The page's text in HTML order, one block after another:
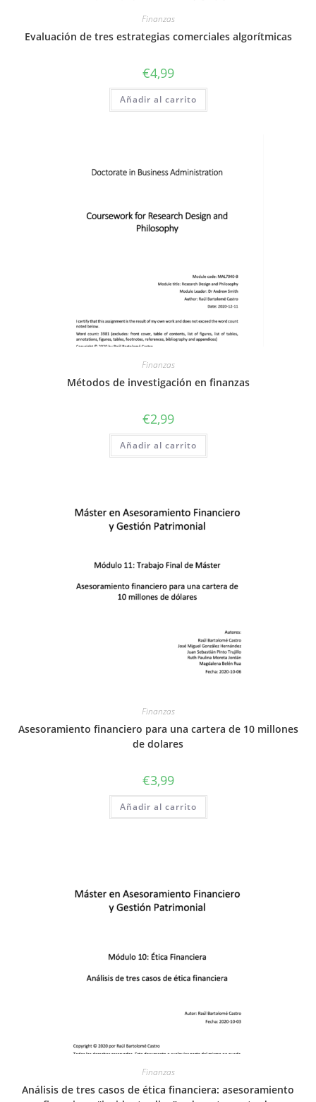
Finanzas
Evaluación de tres estrategias comerciales algorítmicas
€4,99
Añadir al carrito
Finanzas
Métodos de investigación en finanzas
€2,99
Añadir al carrito
Finanzas
Asesoramiento financiero para una cartera de 10 millones
de dolares
€3,99
Añadir al carrito
Finanzas
Análisis de tres casos de ética financiera: asesoramiento